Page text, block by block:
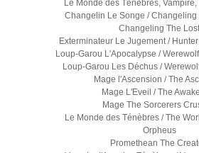
Le Monde des Ténèbres,
Changelin Le Songe / Changeling
Changeling The Lost
Exterminateur Le Jugement /
Loup-Garou L'Apocalypse /
Loup-Garou Les Déchus /
Mage l'Ascension / The
Mage L'Eveil / The
Mage The Sorcerers
Le Monde des Ténèbres / The
Orpheus
Promethean The